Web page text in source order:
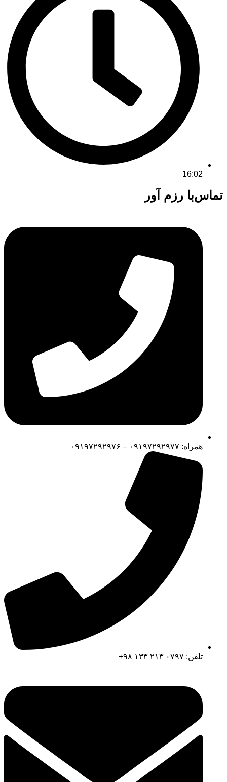
16:02
تماس‌با رزم آور
همراه: ۰۹۱۹۷۲۹۲۹۷۷ – ۰۹۱۹۷۲۹۲۹۷۶
تلفن: ۰۷۹۷ ۲۱۳ ۱۳۳ ۹۸+